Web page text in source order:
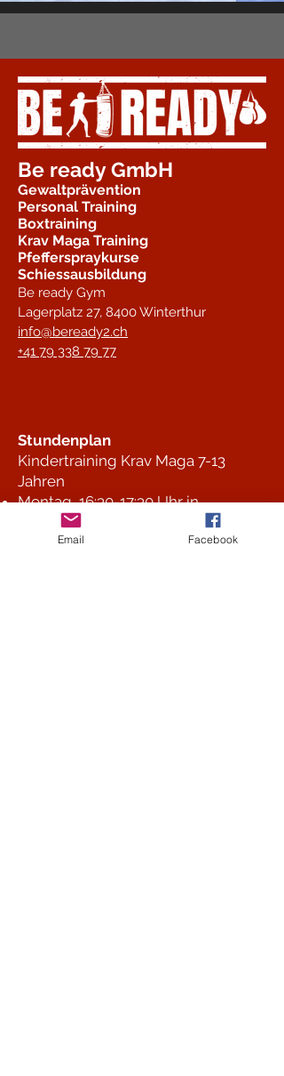
Be ready GmbH
Gewaltprävention
Personal Training
Boxtraining
Krav Maga Training
Pfefferspraykurse
Schiessausbildung
Be ready Gym
Lagerplatz 27, 8400 Winterthur
info@beready2.ch
+41 79 338 79 77
Stundenplan
Kindertraining Krav Maga 7-13
Jahren
Montag, 16:30-17:30 Uhr in
Rickenbach
Mittwoch, 17:00-18:00 Uhr in
Email Facebook